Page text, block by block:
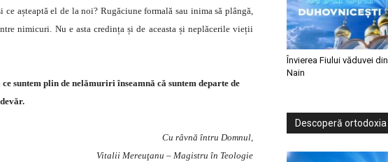
ce așteaptă el de la noi? Rugăciune formală sau inima să plângă,
nimicuri. Nu e asta credința și de aceasta și neplăcerile vieții
suntem plin de nelămuriri înseamnă că suntem departe de
Cu râvnă întru Domnul,
Vitalii Mereuţanu – Magistru în Teologie
Învierea Fiului văduvei din
Nain
Descoperă ortodoxia